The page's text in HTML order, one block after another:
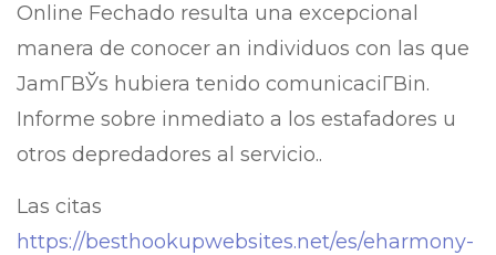
Online Fechado resulta una excepcional
manera de conocer an individuos con las que
JamГ­ВЎs hubiera tenido comunicaciГ­Віn.
Informe sobre inmediato a los estafadores u
otros depredadores al servicio..
Las citas
https://besthookupwebsites.net/es/eharmony-